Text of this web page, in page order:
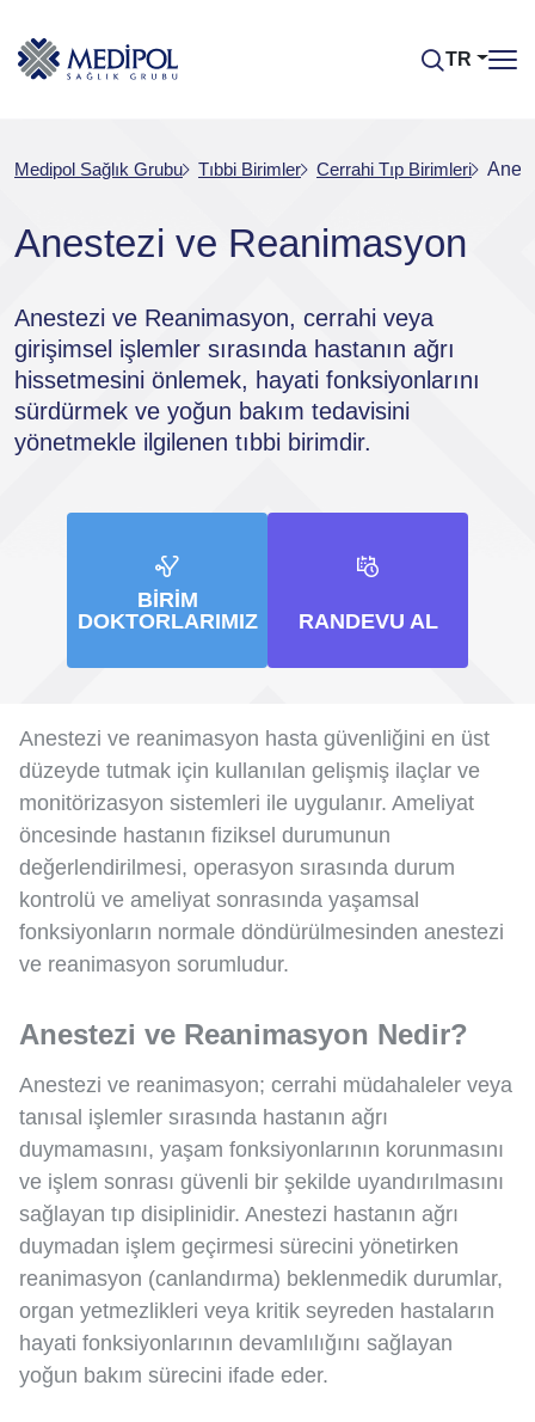
TR
Medipol Sağlık Grubu Tıbbi Birimler Cerrahi Tıp Birimleri
Anestezi ve Reanimasyon
Anestezi ve Reanimasyon, cerrahi veya
girişimsel işlemler sırasında hastanın ağrı
hissetmesini önlemek, hayati fonksiyonlarını
sürdürmek ve yoğun bakım tedavisini
yönetmekle ilgilenen tıbbi birimdir.
BIRIM
DOKTORLARIMIZ
RANDEVU AL
Anestezi ve reanimasyon hasta güvenliğini en üst
düzeyde tutmak için kullanılan gelişmiş ilaçlar ve
monitörizasyon sistemleri ile uygulanır. Ameliyat
öncesinde hastanın fiziksel durumunun
değerlendirilmesi, operasyon sırasında durum
kontrolü ve ameliyat sonrasında yaşamsal
fonksiyonların normale döndürülmesinden anestezi
ve reanimasyon sorumludur.
Anestezi ve Reanimasyon Nedir?
Anestezi ve reanimasyon; cerrahi müdahaleler veya
tanısal işlemler sırasında hastanın ağrı
duymamasını, yaşam fonksiyonlarının korunmasını
ve işlem sonrası güvenli bir şekilde uyandırılmasını
sağlayan tıp disiplinidir. Anestezi hastanın ağrı
duymadan işlem geçirmesi sürecini yönetirken
reanimasyon (canlandırma) beklenmedik durumlar,
organ yetmezlikleri veya kritik seyreden hastaların
hayati fonksiyonlarının devamlılığını sağlayan
yoğun bakım sürecini ifade eder.